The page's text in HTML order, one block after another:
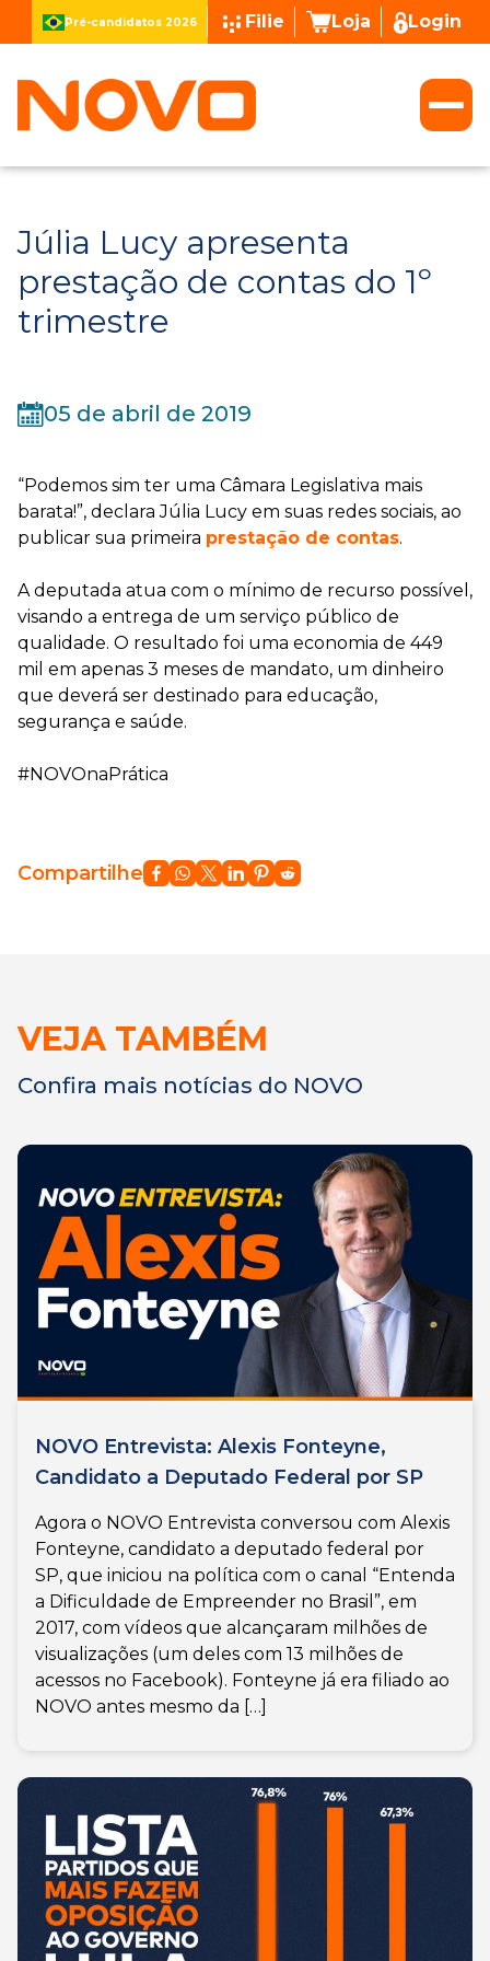
Pré-candidatos 2026 Filie Loja Login
Júlia Lucy apresenta
prestação de contas do 1º
trimestre
05 de abril de 2019
“Podemos sim ter uma Câmara Legislativa mais
barata!”, declara Júlia Lucy em suas redes sociais, ao
publicar sua primeira prestação de contas.
A deputada atua com o mínimo de recurso possível,
visando a entrega de um serviço público de
qualidade. O resultado foi uma economia de 449
mil em apenas 3 meses de mandato, um dinheiro
que deverá ser destinado para educação,
segurança e saúde.
#NOVOnaPrática
Compartilhe
VEJA TAMBÉM
Confira mais notícias do NOVO
NOVO Entrevista: Alexis Fonteyne,
Candidato a Deputado Federal por SP
Agora o NOVO Entrevista conversou com Alexis
Fonteyne, candidato a deputado federal por
SP, que iniciou na política com o canal “Entenda
a Dificuldade de Empreender no Brasil”, em
2017, com vídeos que alcançaram milhões de
visualizações (um deles com 13 milhões de
acessos no Facebook). Fonteyne já era filiado ao
NOVO antes mesmo da […]